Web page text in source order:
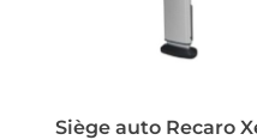
Siège auto Recaro